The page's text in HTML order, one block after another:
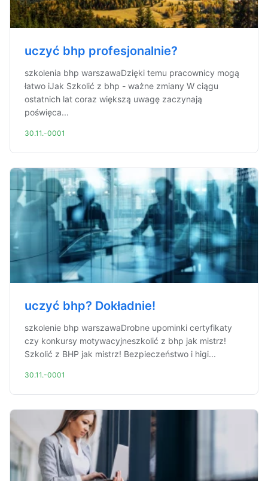
uczyć bhp profesjonalnie?
szkolenia bhp warszawaDzięki temu pracownicy mogą
łatwo iJak Szkolić z bhp - ważne zmiany W ciągu
ostatnich lat coraz większą uwagę zaczynają
poświęca...
30.11.-0001
uczyć bhp? Dokładnie!
szkolenie bhp warszawaDrobne upominki certyfikaty
czy konkursy motywacyjneszkolić z bhp jak mistrz!
Szkolić z BHP jak mistrz! Bezpieczeństwo i higi...
30.11.-0001